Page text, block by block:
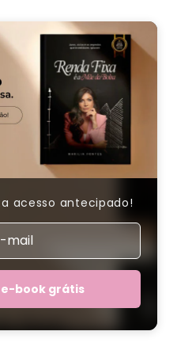
acesso antecipado!
book grátis